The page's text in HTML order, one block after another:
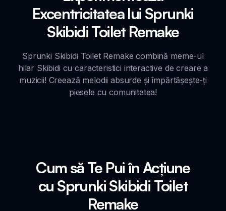
Excentricitatea lui Sprunki
Skibidi Toilet Remake
Sprunki Skibidi Toilet Remake combină meme-ul
hilar Skibidi cu caracteristici interactive de creare a
muzicii! Creează melodii absurde și împărtășește-ți
piesele cu comunitatea!
Cum să Te Pui în Acțiune
cu Sprunki Skibidi Toilet
Remake